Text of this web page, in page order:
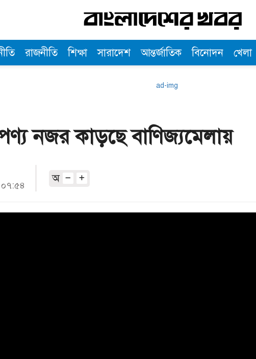
রাজনীতি শিক্ষা সারাদেশ আন্তর্জাতিক বিনোদন খেলা
নজর কাড়ছে বাণিজ্যমেলায়
০৭:৫৪
অ